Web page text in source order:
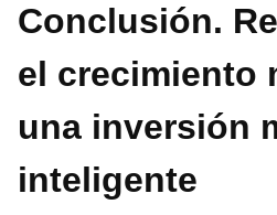
Conclusión.
el crecimiento
una inversión
inteligente